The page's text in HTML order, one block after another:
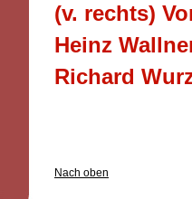
(v. rechts)
Heinz
Richard
Nach oben